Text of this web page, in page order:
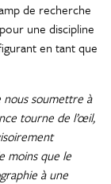
de recherche
une discipline
en tant que
nous soumettre à
tourne de l’œil,
moins que le
à une